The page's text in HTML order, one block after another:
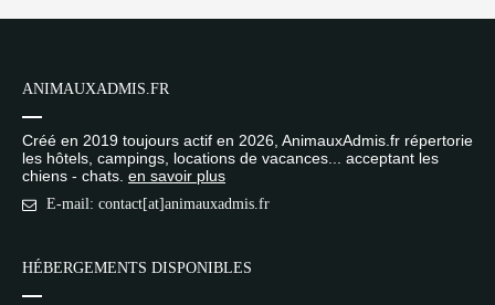
ANIMAUXADMIS.FR
Créé en 2019 toujours actif en 2026, AnimauxAdmis.fr répertorie
les hôtels, campings, locations de vacances... acceptant les
chiens - chats. en savoir plus
E-mail: contact[at]animauxadmis.fr
HÉBERGEMENTS DISPONIBLES